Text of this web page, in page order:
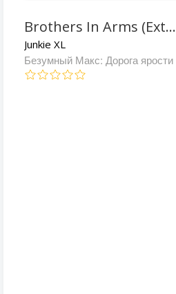
Brothers In Arms (Extended Version)
Junkie XL
Безумный Макс: Дорога ярости